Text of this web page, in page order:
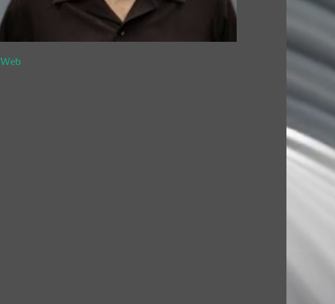
INTERIOR . ARCHITECTURE
Web